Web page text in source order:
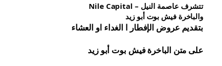
تتشرف عاصمة النيل – Nile Capital
والباخرة فيش بوت أبو زيد
بتقديم عروض الإفطار ا الغداء او العشاء
على متن الباخرة فيش بوت أبو زيد